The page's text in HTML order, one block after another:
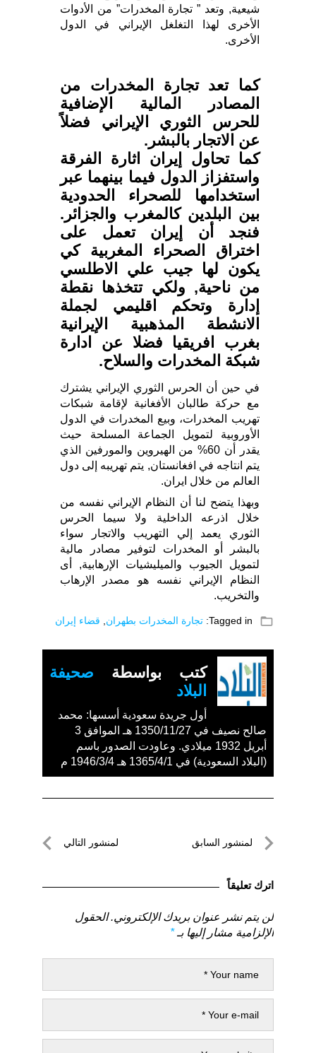
شيعية, وتعد ” تجارة المخدرات” من الأدوات
الأخرى لهذا التغلغل الإيراني في الدول
الأخرى.
كما تعد تجارة المخدرات من
المصادر المالية الإضافية
للحرس الثوري الإيراني فضلاً
عن الاتجار بالبشر.
كما تحاول إيران اثارة الفرقة
واستفزاز الدول فيما بينهما عبر
استخدامها للصحراء الحدودية
بين البلدين كالمغرب والجزائر.
فنجد أن إيران تعمل على
اختراق الصحراء المغربية كي
يكون لها جيب علي الاطلسي
من ناحية, ولكي تتخذها نقطة
إدارة وتحكم اقليمي لجملة
الانشطة المذهبية الإيرانية
بغرب افريقيا فضلا عن ادارة
شبكة المخدرات والسلاح.
في حين أن الحرس الثوري الإيراني يشترك
مع حركة طالبان الأفغانية لإقامة شبكات
تهريب المخدرات، وبيع المخدرات في الدول
الأوروبية لتمويل الجماعة المسلحة حيث
يقدر أن 60% من الهيروين والمورفين الذي
يتم انتاجه في افغانستان, يتم تهريبه إلى دول
العالم من خلال ايران.
وبهذا يتضح لنا أن النظام الإيراني نفسه من
خلال اذرعه الداخلية ولا سيما الحرس
الثوري يعمد إلي التهريب والاتجار سواء
بالبشر أو المخدرات لتوفير مصادر مالية
لتمويل الجيوب والميليشيات الإرهابية, أى
النظام الإيراني نفسه هو مصدر الإرهاب
والتخريب.
folder_open
Tagged in: تجارة المخدرات بطهران قضاء إيران
كتب بواسطة صحيفة
البلاد
أول جريدة سعودية أسسها: محمد
صالح نصيف في 1350/11/27 هـ الموافق 3
أبريل 1932 ميلادي. وعاودت الصدور باسم
(البلاد السعودية) في 1365/4/1 هـ 1946/3/4 م
تصفّحلمنشور السابق
السابق
لمنشور التالي
اترك تعليقاً
لن يتم نشر عنوان بريدك الإلكتروني. الحقول
الإلزامية مشار إليها بـ*